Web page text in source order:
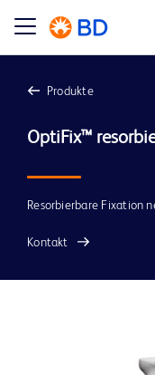
Produkte
Resorbierbare Fixation
Kontakt